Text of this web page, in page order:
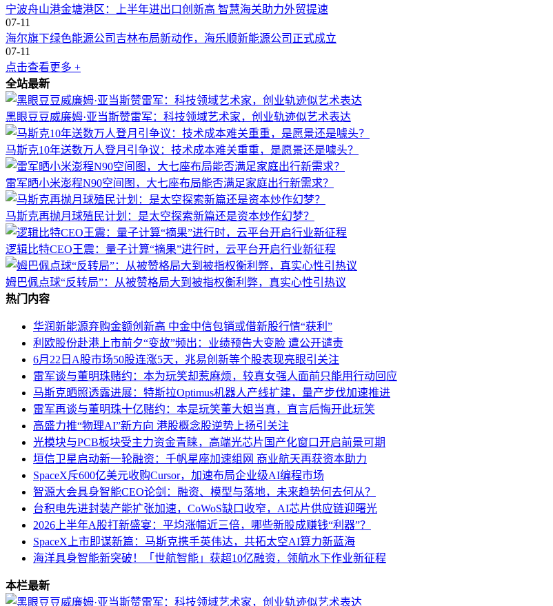
撰稿：徐睿
宁波舟山港金塘港区：上半年进出口创新高 智慧海关助力外贸提速
07-11
海尔旗下绿色能源公司吉林布局新动作，海乐顺新能源公司正式成立
07-11
点击查看更多 +
全站最新
黑眼豆豆威廉姆·亚当斯赞雷军：科技领域艺术家，创业轨迹似艺术表达
马斯克10年送数万人登月引争议：技术成本难关重重，是愿景还是噱头？
雷军晒小米澎程N90空间图，大七座布局能否满足家庭出行新需求？
马斯克再抛月球殖民计划：是太空探索新篇还是资本炒作幻梦？
逻辑比特CEO王震：量子计算“摘果”进行时，云平台开启行业新征程
姆巴佩点球“反转局”：从被赞格局大到被指权衡利弊，真实心性引热议
热门内容
华润新能源弃购金额创新高 中金中信包销或借新股行情“获利”
利欧股份赴港上市前夕“变故”频出：业绩预告大变脸 遭公开谴责
6月22日A股市场50股连涨5天，兆易创新等个股表现亮眼引关注
雷军谈与董明珠赌约：本为玩笑却惹麻烦，较真女强人面前只能用行动回应
马斯克晒照透露进展：特斯拉Optimus机器人产线扩建，量产步伐加速推进
雷军再谈与董明珠十亿赌约：本是玩笑董大姐当真，直言后悔开此玩笑
高盛力推“物理AI”新方向 港股概念股逆势上扬引关注
光模块与PCB板块受主力资金青睐，高端光芯片国产化窗口开启前景可期
垣信卫星启动新一轮融资：千帆星座加速组网 商业航天再获资本助力
SpaceX斥600亿美元收购Cursor，加速布局企业级AI编程市场
智源大会具身智能CEO论剑：融资、模型与落地，未来趋势何去何从？
台积电先进封装产能扩张加速，CoWoS缺口收窄，AI芯片供应链迎曙光
2026上半年A股打新盛宴：平均涨幅近三倍，哪些新股成赚钱“利器”？
SpaceX上市即谋新篇：马斯克携手英伟达，共拓太空AI算力新蓝海
海洋具身智能新突破！「世航智能」获超10亿融资，领航水下作业新征程
本栏最新